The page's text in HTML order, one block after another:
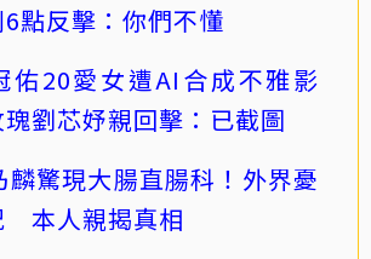
反擊：你們不懂
佑20愛女遭AI合成不雅影
劉芯妤親回擊：已截圖
麟驚現大腸直腸科！外界憂
本人親揭真相